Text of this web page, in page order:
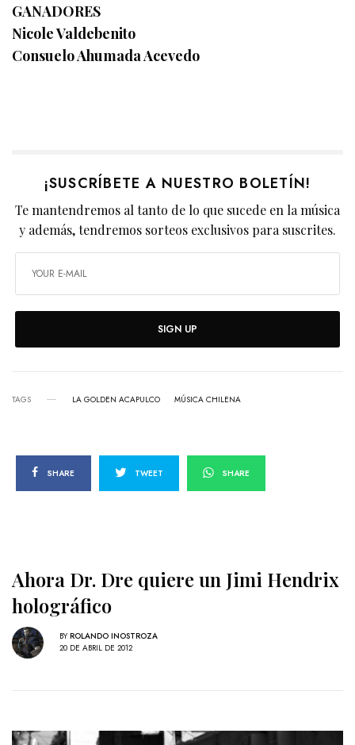
GANADORES
Nicole Valdebenito
Consuelo Ahumada Acevedo
¡SUSCRÍBETE A NUESTRO BOLETÍN!
Te mantendremos al tanto de lo que sucede en la música
y además, tendremos sorteos exclusivos para suscrites.
SIGN UP
TAGS LA GOLDEN ACAPULCO MÚSICA CHILENA
SHARE TWEET SHARE
Ahora Dr. Dre quiere un Jimi Hendrix
holográfico
BY ROLANDO INOSTROZA
20 DE ABRIL DE 2012